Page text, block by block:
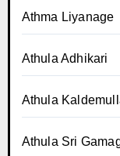
Athma Liyanage
Athula Adhikari
Athula
Athula Sri